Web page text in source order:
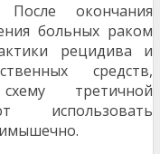
После окончания
больных раком
рецидива и
средств,
третичной
использовать